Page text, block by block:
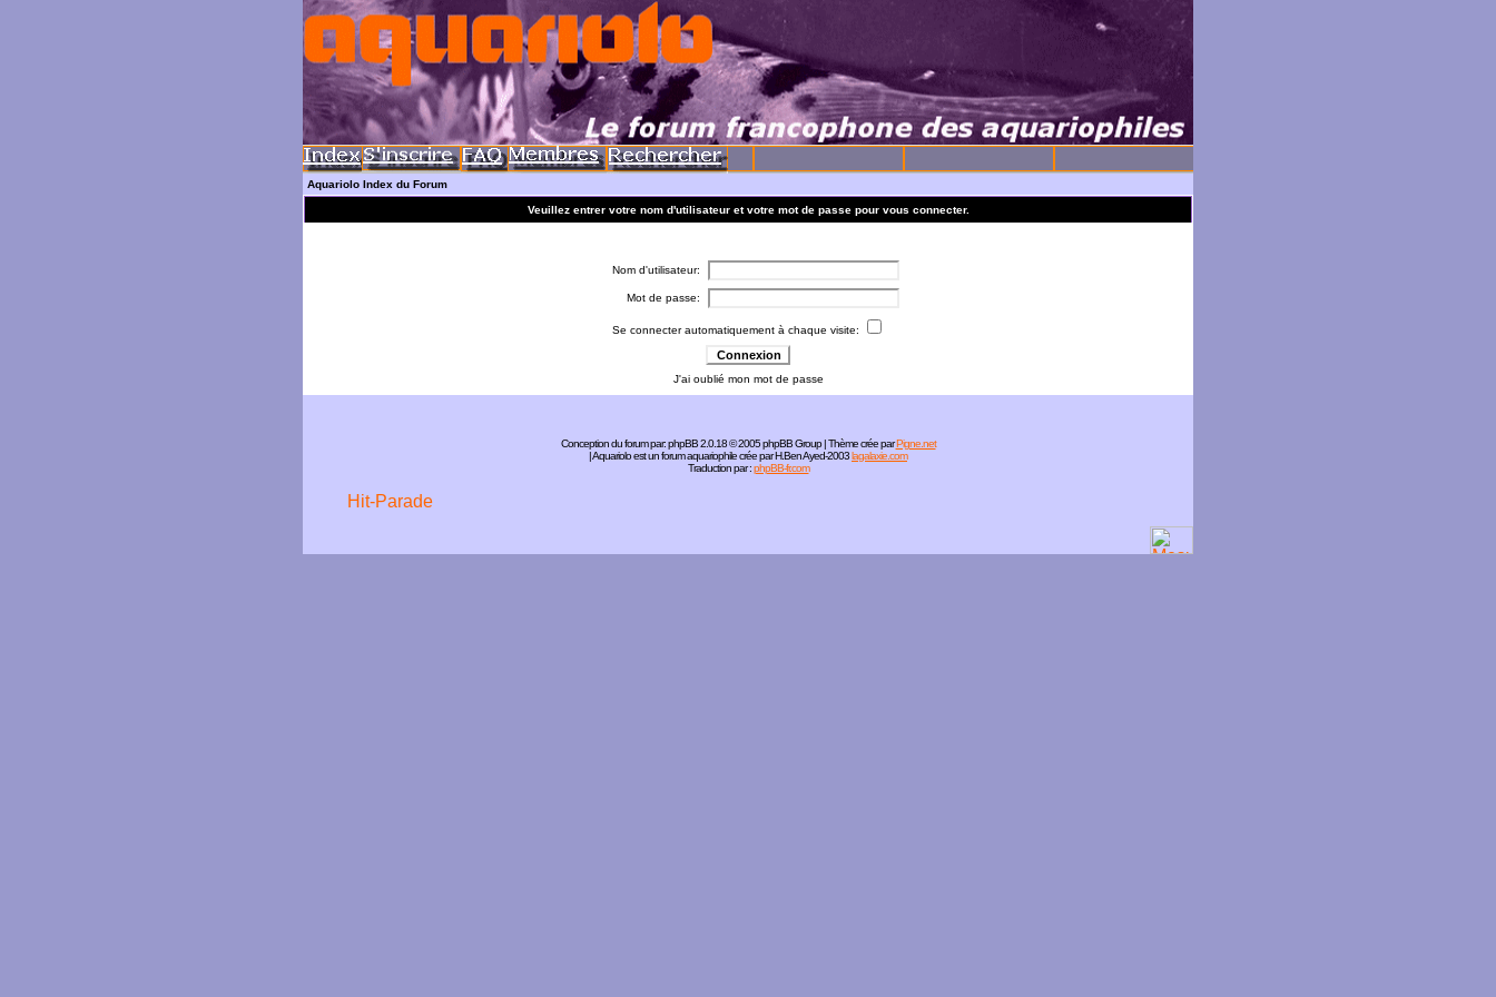
Aquariolo Index du Forum
Veuillez entrer votre nom d'utilisateur et votre mot de passe pour vous connecter.
Nom d'utilisateur:
Mot de passe:
Se connecter automatiquement à chaque visite:
J'ai oublié mon mot de passe
Conception du forum par:phpBB2.0.18 © 2005 phpBB Group | Thème crée parPigne.net
| Aquariolo est un forum aquariophile crée par H.Ben Ayed-2003lagalaxie.com
Traduction par :phpBB-fr.com